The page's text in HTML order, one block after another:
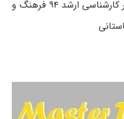
دانلود رایگان دفترچه سوالات کنکور کارشناسی ارشد ۹۴ فرهنگ و